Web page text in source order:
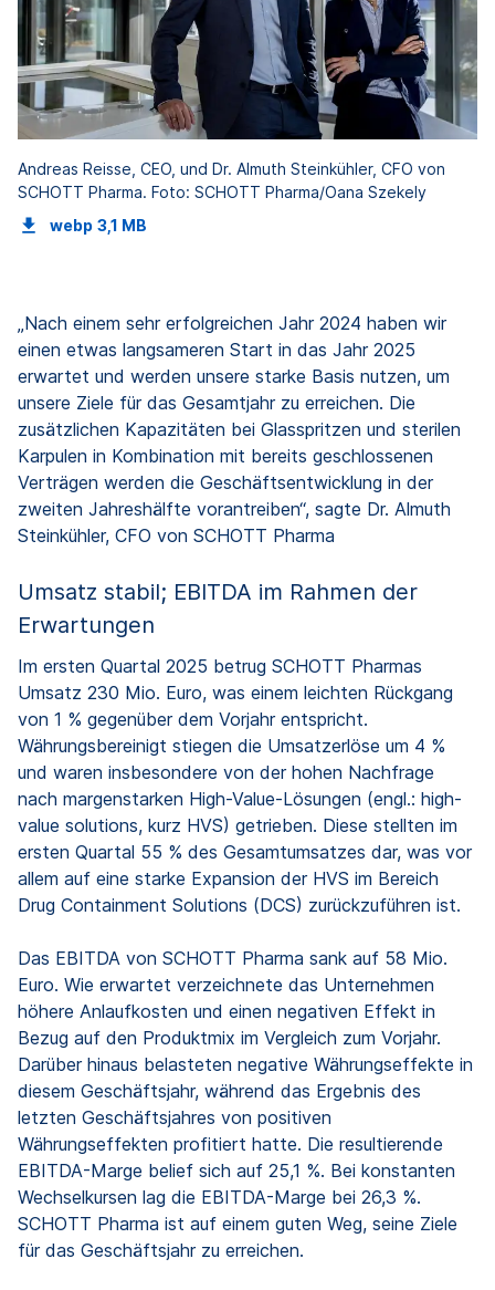
Andreas Reisse, CEO, und Dr. Almuth Steinkühler, CFO von
SCHOTT Pharma. Foto: SCHOTT Pharma/Oana Szekely
webp 3,1 MB
„Nach einem sehr erfolgreichen Jahr 2024 haben wir
einen etwas langsameren Start in das Jahr 2025
erwartet und werden unsere starke Basis nutzen, um
unsere Ziele für das Gesamtjahr zu erreichen. Die
zusätzlichen Kapazitäten bei Glasspritzen und sterilen
Karpulen in Kombination mit bereits geschlossenen
Verträgen werden die Geschäftsentwicklung in der
zweiten Jahreshälfte vorantreiben“, sagte Dr. Almuth
Steinkühler, CFO von SCHOTT Pharma
Umsatz stabil; EBITDA im Rahmen der
Erwartungen
Im ersten Quartal 2025 betrug SCHOTT Pharmas
Umsatz 230 Mio. Euro, was einem leichten Rückgang
von 1 % gegenüber dem Vorjahr entspricht.
Währungsbereinigt stiegen die Umsatzerlöse um 4 %
und waren insbesondere von der hohen Nachfrage
nach margenstarken High-Value-Lösungen (engl.: high-
value solutions, kurz HVS) getrieben. Diese stellten im
ersten Quartal 55 % des Gesamtumsatzes dar, was vor
allem auf eine starke Expansion der HVS im Bereich
Drug Containment Solutions (DCS) zurückzuführen ist.
Das EBITDA von SCHOTT Pharma sank auf 58 Mio.
Euro. Wie erwartet verzeichnete das Unternehmen
höhere Anlaufkosten und einen negativen Effekt in
Bezug auf den Produktmix im Vergleich zum Vorjahr.
Darüber hinaus belasteten negative Währungseffekte in
diesem Geschäftsjahr, während das Ergebnis des
letzten Geschäftsjahres von positiven
Währungseffekten profitiert hatte. Die resultierende
EBITDA-Marge belief sich auf 25,1 %. Bei konstanten
Wechselkursen lag die EBITDA-Marge bei 26,3 %.
SCHOTT Pharma ist auf einem guten Weg, seine Ziele
für das Geschäftsjahr zu erreichen.